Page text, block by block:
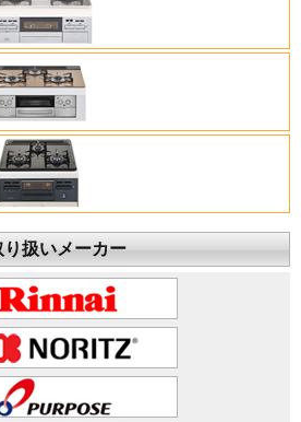
り扱いメーカー